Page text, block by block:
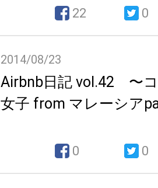
22 0
2014/08/23
Airbnb日記 vol.42 〜
女子 from マレーシア
0 0